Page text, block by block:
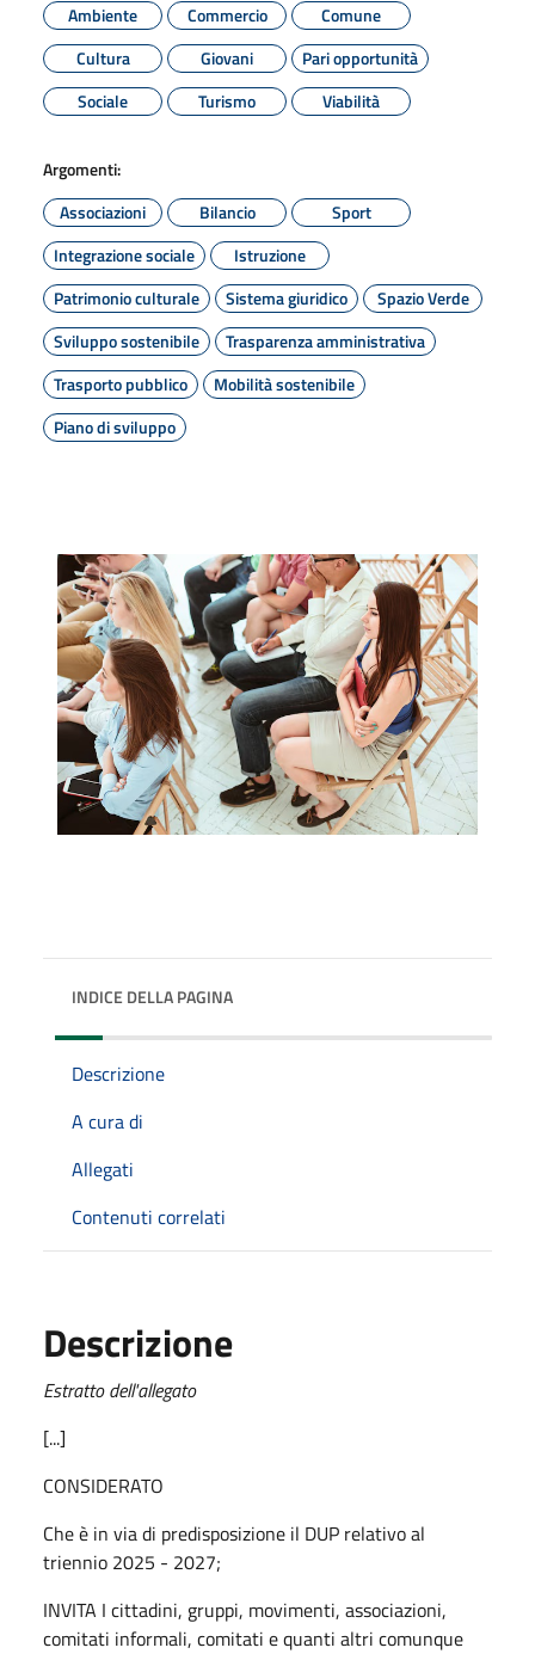
Ambiente
Commercio
Comune
Cultura
Giovani
Pari opportunità
Sociale
Turismo Viabilità
Argomenti:
Associazioni
Bilancio
Sport
Integrazione sociale
Istruzione
Patrimonio culturale
Sistema giuridico
Spazio Verde
Sviluppo sostenibile
Trasparenza amministrativa
Trasporto pubblico
Mobilità sostenibile
Piano di sviluppo
INDICE DELLA PAGINA
Descrizione
A cura di
Allegati
Contenuti correlati
Descrizione
Estratto dell'allegato
[...]
CONSIDERATO
Che è in via di predisposizione il DUP relativo al
triennio 2025 - 2027;
INVITA I cittadini, gruppi, movimenti, associazioni,
comitati informali, comitati e quanti altri comunque